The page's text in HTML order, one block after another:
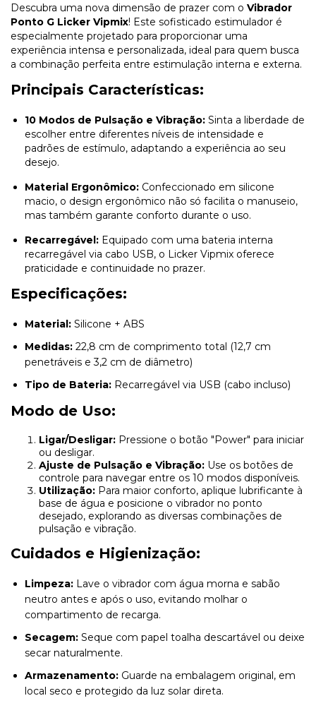
Descubra uma nova dimensão de prazer com o Vibrador
Ponto G Licker Vipmix! Este sofisticado estimulador é
especialmente projetado para proporcionar uma
experiência intensa e personalizada, ideal para quem busca
a combinação perfeita entre estimulação interna e externa.
Principais Características:
10 Modos de Pulsação e Vibração: Sinta a liberdade de
escolher entre diferentes níveis de intensidade e
padrões de estímulo, adaptando a experiência ao seu
desejo.
Material Ergonômico: Confeccionado em silicone
macio, o design ergonômico não só facilita o manuseio,
mas também garante conforto durante o uso.
Recarregável: Equipado com uma bateria interna
recarregável via cabo USB, o Licker Vipmix oferece
praticidade e continuidade no prazer.
Especificações:
Material: Silicone + ABS
Medidas: 22,8 cm de comprimento total (12,7 cm
penetráveis e 3,2 cm de diâmetro)
Tipo de Bateria: Recarregável via USB (cabo incluso)
Modo de Uso:
Ligar/Desligar: Pressione o botão "Power" para iniciar
ou desligar.
Ajuste de Pulsação e Vibração: Use os botões de
controle para navegar entre os 10 modos disponíveis.
Utilização: Para maior conforto, aplique lubrificante à
base de água e posicione o vibrador no ponto
desejado, explorando as diversas combinações de
pulsação e vibração.
Cuidados e Higienização:
Limpeza: Lave o vibrador com água morna e sabão
neutro antes e após o uso, evitando molhar o
compartimento de recarga.
Secagem: Seque com papel toalha descartável ou deixe
secar naturalmente.
Armazenamento: Guarde na embalagem original, em
local seco e protegido da luz solar direta.